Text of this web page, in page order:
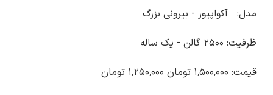
مدل: آکواپیور - بیرونی بزرگ
ظرفیت: ۲۵۰۰ گالن - یک ساله
قیمت: ۱٬۵۰۰٬۰۰۰ تومان